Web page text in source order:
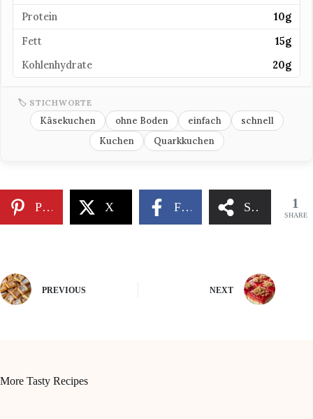
Protein
10g
Fett
15g
Kohlenhydrate
20g
🏷 STICHWORTE
Käsekuchen ohne Boden einfach
schnell
Kuchen
Quarkkuchen
Pinterest X Facebook Share 1
SHARE
PREVIOUS NEXT
More Tasty Recipes